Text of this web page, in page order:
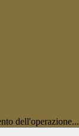
dell'operazione...